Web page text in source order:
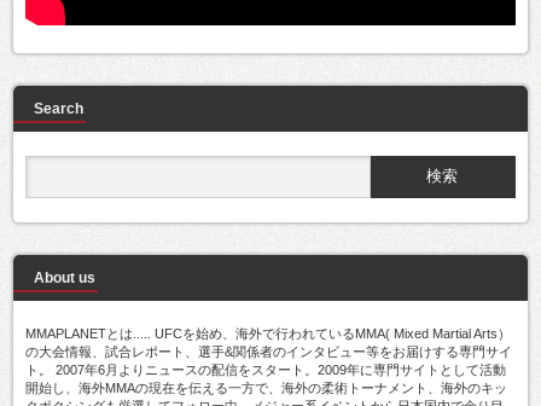
Search
About us
MMAPLANETとは..... UFCを始め、海外で行われているMMA( Mixed Martial Arts）
の大会情報、試合レポート、選手&関係者のインタビュー等をお届けする専門サイ
ト。 2007年6月よりニュースの配信をスタート。2009年に専門サイトとして活動
開始し、海外MMAの現在を伝える一方で、海外の柔術トーナメント、海外のキッ